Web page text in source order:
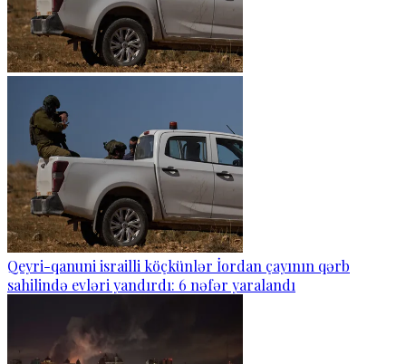
Qeyri-qanuni israilli köçkünlər İordan çayının qərb
sahilində evləri yandırdı: 6 nəfər yaralandı